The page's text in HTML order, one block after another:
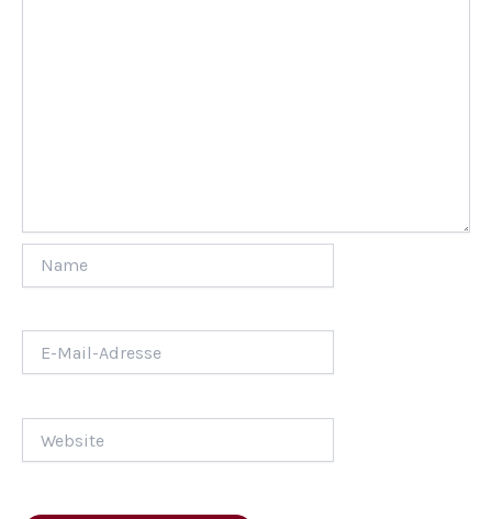
Mail-